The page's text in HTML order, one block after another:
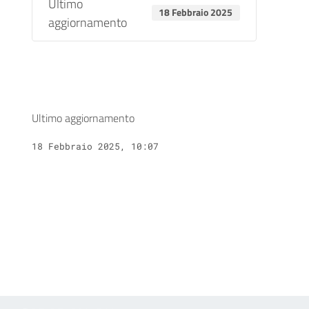
aggiornamento
18 Febbraio 2025
Ultimo aggiornamento
18 Febbraio 2025, 10:07